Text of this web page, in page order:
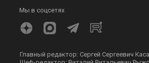
Мы в соцсетях
Главный редактор: Сергей Сергеевич